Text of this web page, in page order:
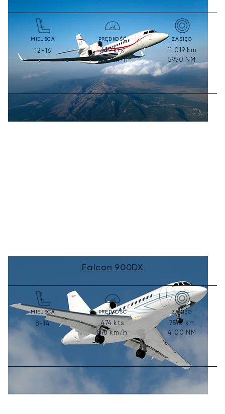
MIEJSCA
12-16
PRĘDKOŚĆ
499kts
924km/h
ZASIĘG
11 019 km
5950 NM
Falcon 900DX
MIEJSCA
8-14
PRĘDKOŚĆ
474 kts
878km/h
ZASIĘG
7593 km
4100 NM